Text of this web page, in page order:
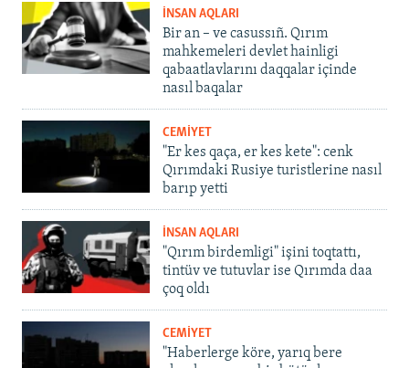
İNSAN AQLARI
Bir an – ve casussıñ. Qırım
mahkemeleri devlet hainligi
qabaatlavlarını daqqalar içinde
nasıl baqalar
CEMİYET
"Er kes qaça, er kes kete": cenk
Qırımdaki Rusiye turistlerine nasıl
barıp yetti
İNSAN AQLARI
"Qırım birdemligi" işini toqtattı,
tintüv ve tutuvlar ise Qırımda daa
çoq oldı
CEMİYET
"Haberlerge köre, yarıq bere